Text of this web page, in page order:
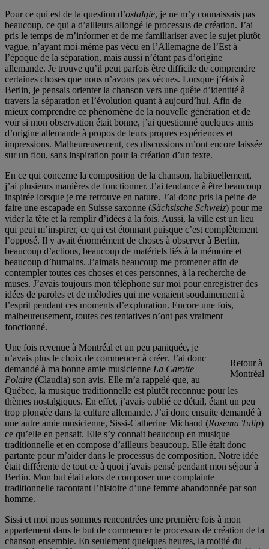
Pour ce qui est de la question d’ostalgie, je ne m’y connaissais pas
beaucoup, ce qui a d’ailleurs allongé le processus de création. J’ai
pris le temps de m’informer et de me familiariser avec le sujet plutôt
vague, n’ayant moi-même pas vécu en l’Allemagne de l’Est à
l’époque de la séparation, mais aussi n’étant pas d’origine
allemande. Je trouve qu’il peut parfois être difficile de comprendre
certaines choses que nous n’avons pas vécues. Lorsque j’étais à
Berlin, je pensais orienter la chanson vers une quête d’identité à
travers la séparation et l’évolution quant à aujourd’hui. Afin de
mieux comprendre ce phénomène de la nouvelle génération et de
voir si mon observation était bonne, j’ai questionné quelques amis
d’origine allemande à propos de leurs propres expériences et
impressions. Malheureusement, ces discussions m’ont encore laissée
sur un flou, sans inspiration pour la création d’un texte.
En ce qui concerne la composition de la chanson, habituellement,
j’ai plusieurs manières de fonctionner. J’ai tendance à être beaucoup
inspirée lorsque je me retrouve en nature. J’ai donc pris la peine de
faire une escapade en Suisse saxonne (Sächsische Schweiz) pour me
vider la tête et la remplir d’idées à la fois. Aussi, la ville est un lieu
qui peut m’inspirer, ce qui est étonnant puisque c’est complètement
l’opposé. Il y avait énormément de choses à observer à Berlin,
beaucoup d’actions, beaucoup de matériels liés à la mémoire et
beaucoup d’humains. J’aimais beaucoup me promener afin de
contempler toutes ces choses et ces personnes, à la recherche de
muses. J’avais toujours mon téléphone sur moi pour enregistrer des
idées de paroles et de mélodies qui me venaient soudainement à
l’esprit pendant ces moments d’exploration. Encore une fois,
malheureusement, toutes ces tentatives n’ont pas vraiment
fonctionné.
Retour à
Montréal
Une fois revenue à Montréal et un peu paniquée, je
n’avais plus le choix de commencer à créer. J’ai donc
demandé à ma bonne amie musicienne La Carotte
Polaire (Claudia) son avis. Elle m’a rappelé que, au
Québec, la musique traditionnelle est plutôt reconnue pour les
thèmes nostalgiques. En effet, j’avais oublié ce détail, étant un peu
trop plongée dans la culture allemande. J’ai donc ensuite demandé à
une autre amie musicienne, Sissi-Catherine Michaud (Rosema Tulip)
ce qu’elle en pensait. Elle s’y connait beaucoup en musique
traditionnelle et en compose d’ailleurs beaucoup. Elle était donc
partante pour m’aider dans le processus de composition. Notre idée
était différente de tout ce à quoi j’avais pensé pendant mon séjour à
Berlin. Mon but était alors de composer une complainte
traditionnelle racontant l’histoire d’une femme abandonnée par son
homme.
Sissi et moi nous sommes rencontrées une première fois à mon
appartement dans le but de commencer le processus de création de la
chanson ensemble. En seulement quelques heures, la moitié du